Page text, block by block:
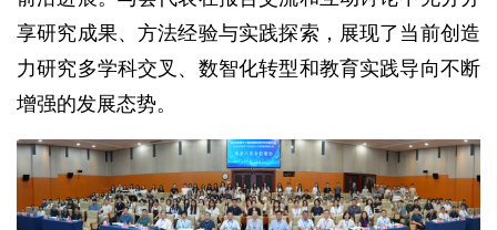
享研究成果、方法经验与实践探索，展现了当前创造
力研究多学科交叉、数智化转型和教育实践导向不断
增强的发展态势。